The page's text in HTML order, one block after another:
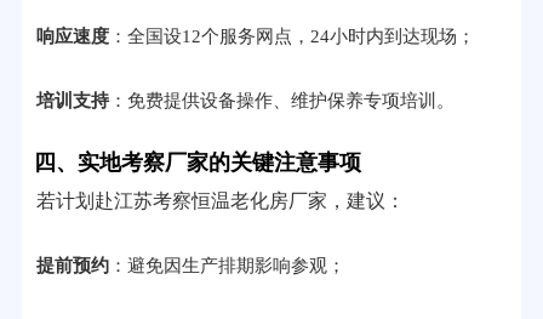
响应速度：全国设12个服务网点，24小时内到达现场；
培训支持：免费提供设备操作、维护保养专项培训。
四、实地考察厂家的关键注意事项
若计划赴江苏考察恒温老化房厂家，建议：
提前预约：避免因生产排期影响参观；